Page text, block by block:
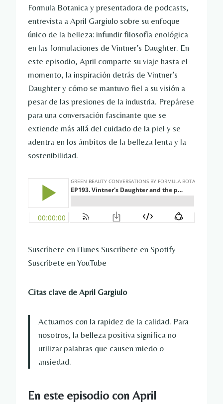
Formula Botanica y presentadora de podcasts,
entrevista a April Gargiulo sobre su enfoque
único de la belleza: infundir filosofía enológica
en las formulaciones de Vintner’s Daughter. En
este episodio, April comparte su viaje hasta el
momento, la inspiración detrás de Vintner’s
Daughter y cómo se mantuvo fiel a su visión a
pesar de las presiones de la industria. Prepárese
para una conversación fascinante que se
extiende más allá del cuidado de la piel y se
adentra en los ámbitos de la belleza lenta y la
sostenibilidad.
Suscríbete en iTunes Suscríbete en Spotify
Suscríbete en YouTube
Citas clave de April Gargiulo
Actuamos con la rapidez de la calidad. Para
nosotros, la belleza positiva significa no
utilizar palabras que causen miedo o
ansiedad.
En este episodio con April